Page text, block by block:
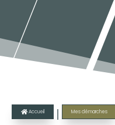
 Accueil | Mes démarches